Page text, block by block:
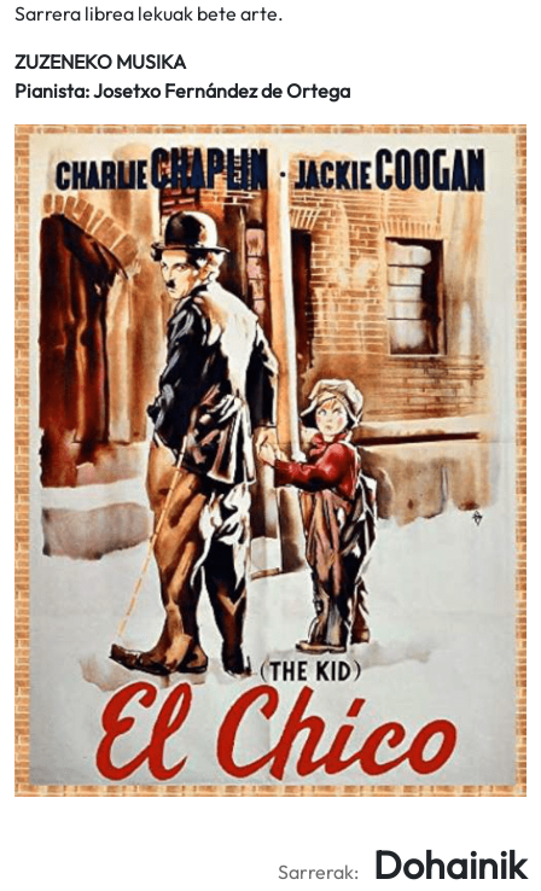
Sarrera librea lekuak bete arte.
ZUZENEKO MUSIKA
Pianista: Josetxo Fernández de Ortega
Sarrerak: Dohainik